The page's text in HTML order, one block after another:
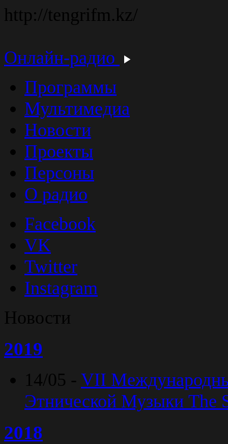
http://tengrifm.kz/
Онлайн-радио
Программы
Мультимедиа
Новости
Проекты
Персоны
О радио
Facebook
VK
Twitter
Instagram
Новости
2019
14/05 - VII
Этнической Музыки The
2018